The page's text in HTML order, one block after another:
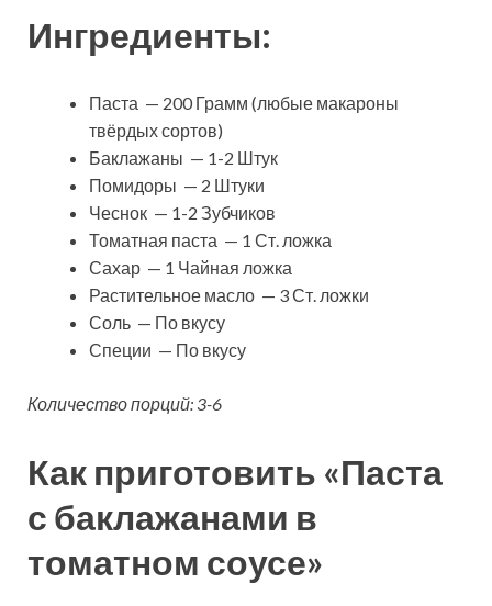
Ингредиенты:
Паста — 200 Грамм (любые макароны
твёрдых сортов)
Баклажаны — 1-2 Штук
Помидоры — 2 Штуки
Чеснок — 1-2 Зубчиков
Томатная паста — 1 Ст. ложка
Сахар — 1 Чайная ложка
Растительное масло — 3 Ст. ложки
Соль — По вкусу
Специи — По вкусу
Количество порций: 3-6
Как приготовить «Паста
с баклажанами в
томатном соусе»